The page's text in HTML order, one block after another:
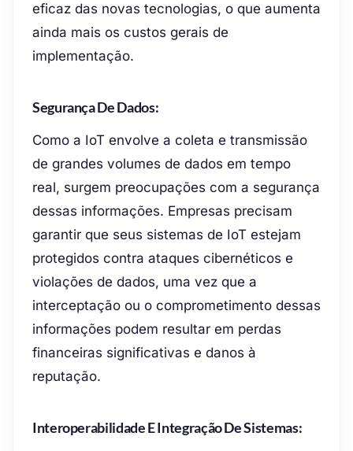
eficaz das novas tecnologias, o que aumenta
ainda mais os custos gerais de
implementação.
Segurança De Dados:
Como a IoT envolve a coleta e transmissão
de grandes volumes de dados em tempo
real, surgem preocupações com a segurança
dessas informações. Empresas precisam
garantir que seus sistemas de IoT estejam
protegidos contra ataques cibernéticos e
violações de dados, uma vez que a
interceptação ou o comprometimento dessas
informações podem resultar em perdas
financeiras significativas e danos à
reputação.
Interoperabilidade E Integração De Sistemas: